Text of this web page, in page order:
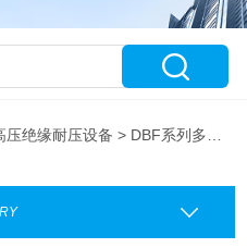
压绝缘耐压设备 > DBF系列多倍频感应耐压